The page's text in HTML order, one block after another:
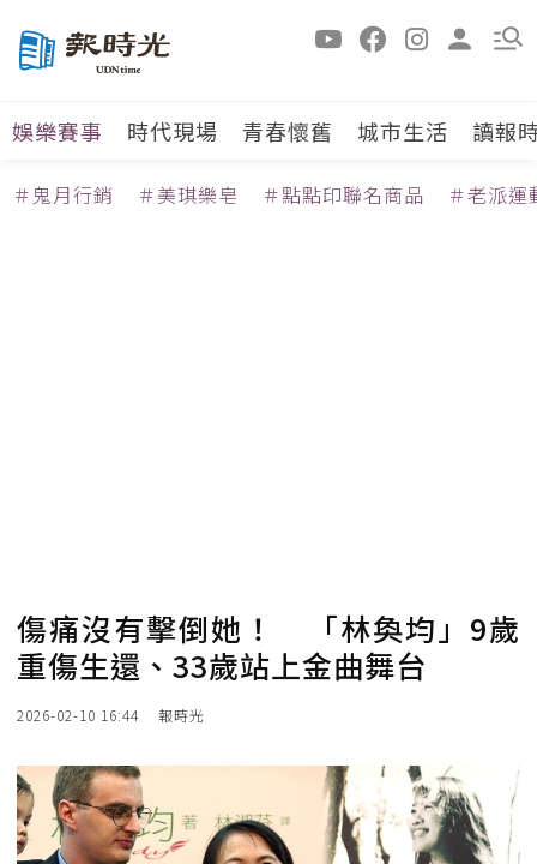
娛樂賽事 時代現場 青春懷舊 城市生活 讀報
＃鬼月行銷 ＃美琪樂皂 ＃點點印聯名商品 ＃老派運
傷痛沒有擊倒她！ 「林奐均」9歲
重傷生還、33歲站上金曲舞台
2026-02-10 16:44 報時光